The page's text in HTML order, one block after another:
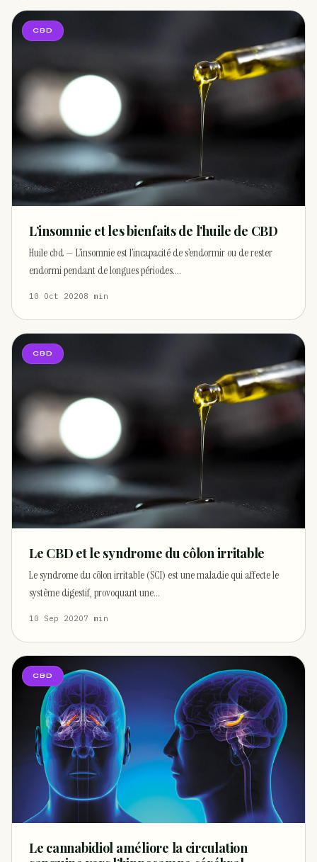
CBD
L’insomnie et les bienfaits de l’huile de CBD
Huile cbd — L’insomnie est l’incapacité de s’endormir ou de rester
endormi pendant de longues périodes.…
10 Oct 20208 min
CBD
Le CBD et le syndrome du côlon irritable
Le syndrome du côlon irritable (SCI) est une maladie qui affecte le
système digestif, provoquant une…
10 Sep 20207 min
CBD
Le cannabidiol améliore la circulation